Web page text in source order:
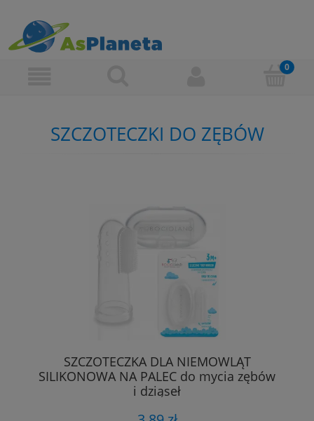
SZCZOTECZKI DO ZĘBÓW
SZCZOTECZKA DLA NIEMOWLĄT
SILIKONOWA NA PALEC do mycia zębów
i dziąseł